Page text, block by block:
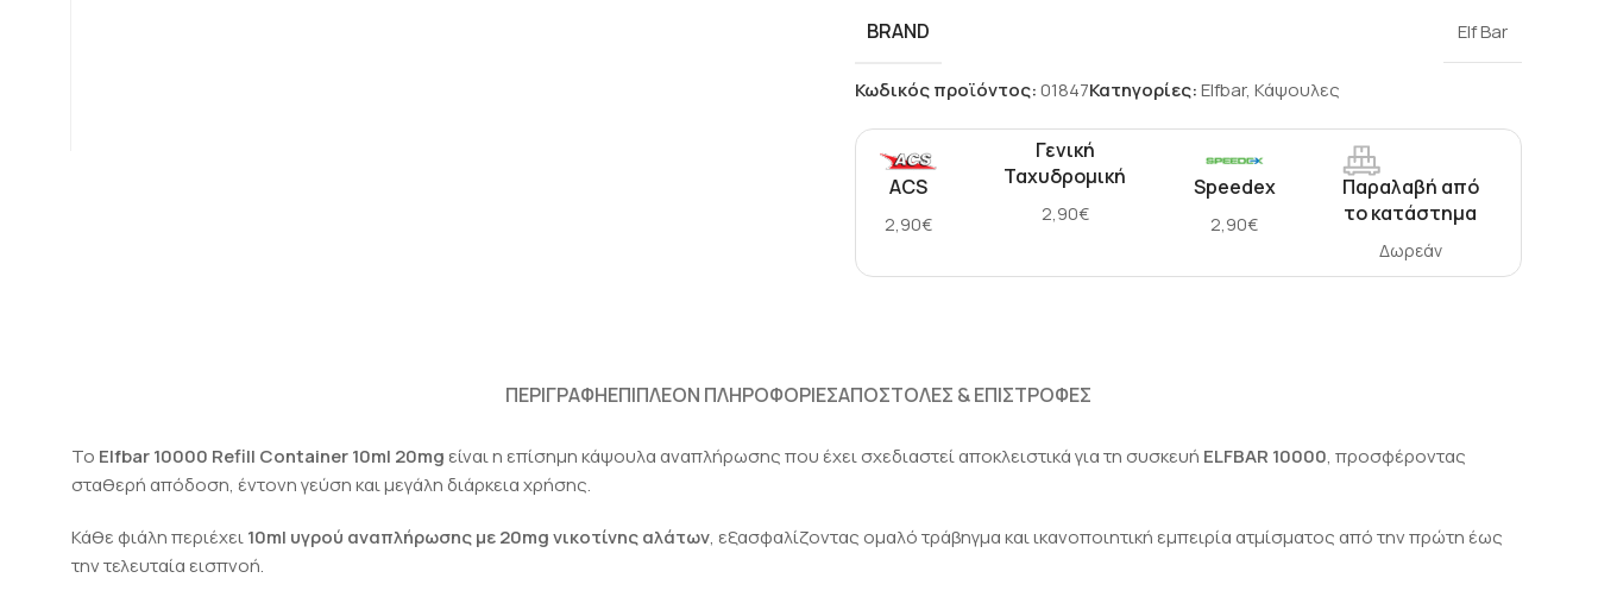
BRAND Elf Bar
Κωδικός προϊόντος:01847Κατηγορίες:Elfbar, Κάψουλες
ACS
2,90€
Γενική
Ταχυδρομική
2,90€
Speedex
2,90€
Παραλαβή από
το κατάστημα
Δωρεάν
ΠΕΡΙΓΡΑΦΉΕΠΙΠΛΈΟΝ ΠΛΗΡΟΦΟΡΊΕΣΑΠΟΣΤΟΛΈΣ & ΕΠΙΣΤΡΟΦΈΣ
Το Elfbar 10000 Refill Container 10ml 20mg είναι η επίσημη κάψουλα αναπλήρωσης που έχει σχεδιαστεί αποκλειστικά για τη συσκευή ELFBAR 10000, προσφέροντας
σταθερή απόδοση, έντονη γεύση και μεγάλη διάρκεια χρήσης.
Κάθε φιάλη περιέχει10ml υγρού αναπλήρωσης με 20mg νικοτίνης αλάτων, εξασφαλίζοντας ομαλό τράβηγμα και ικανοποιητική εμπειρία ατμίσματος από την πρώτη έως
την τελευταία εισπνοή.